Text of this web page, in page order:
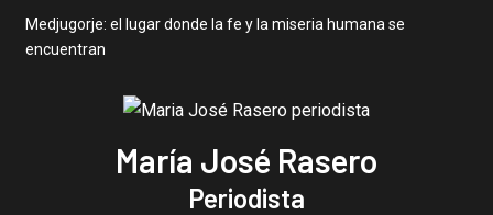
Medjugorje: el lugar donde la fe y la miseria humana se
encuentran
María José Rasero
Periodista